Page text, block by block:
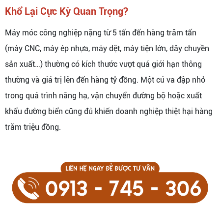
Khổ Lại Cực Kỳ Quan Trọng?
Máy móc công nghiệp nặng từ 5 tấn đến hàng trăm tấn
(máy CNC, máy ép nhựa, máy dệt, máy tiện lớn, dây chuyền
sản xuất…) thường có kích thước vượt quá giới hạn thông
thường và giá trị lên đến hàng tỷ đồng. Một cú va đập nhỏ
trong quá trình nâng hạ, vận chuyển đường bộ hoặc xuất
khẩu đường biển cũng đủ khiến doanh nghiệp thiệt hại hàng
trăm triệu đồng.